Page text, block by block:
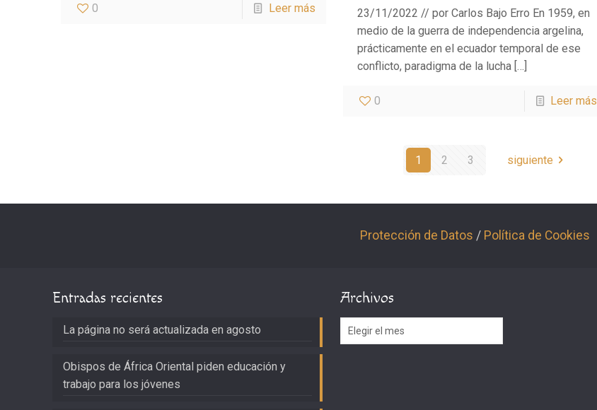
0 Leer más
23/11/2022 // por Carlos Bajo Erro En 1959, en
medio de la guerra de independencia argelina,
prácticamente en el ecuador temporal de ese
conflicto, paradigma de la lucha[…]
0 Leer más
1 2 3 siguiente
Protección de Datos / Política de Cookies
Entradas recientes
La página no será actualizada en agosto
Obispos de África Oriental piden educación y
trabajo para los jóvenes
Archivos
Archivos